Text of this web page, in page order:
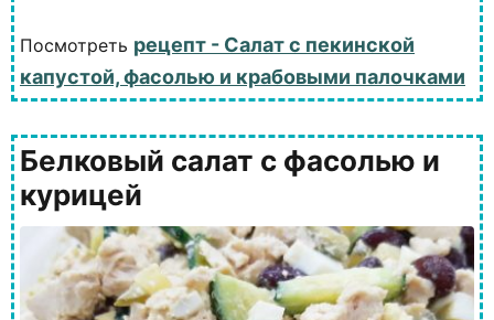
Посмотреть рецепт - Салат с пекинской
капустой, фасолью и крабовыми палочками
Белковый салат с фасолью и
курицей